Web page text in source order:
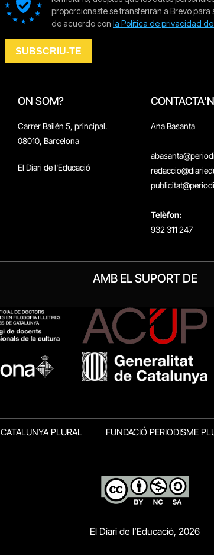
ON SOM?
Carrer Bailén 5, principal.
08010, Barcelona
El Diari de l'Educació
Ana Basanta
Telèfon:
932 311 247
AMB EL SUPORT DE
CATALUNYA PLURAL FUNDACIÓ PERIODISME
El Diari de l’Educació, 2026